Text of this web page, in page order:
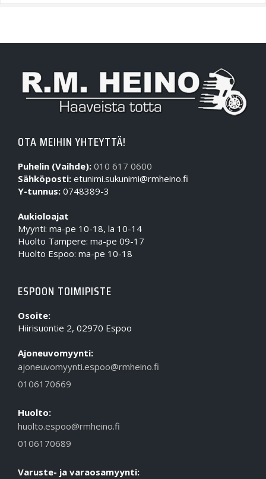
OTA MEIHIN YHTEYTTÄ!
Puhelin (Vaihde): 010 617 0600
Sähköposti: etunimi.sukunimi@rmheino.fi
Y-tunnus: 0748389-3
Aukioloajat
Myynti: ma-pe 10-18, la 10-14
Huolto Tampere: ma-pe 09-17
Huolto Espoo: ma-pe 10-18
ESPOON TOIMIPISTE
Osoite:
Hiirisuontie 2, 02970 Espoo
Ajoneuvomyynti:
ajoneuvomyynti.espoo@rmheino.fi
0106170669
Huolto:
huolto.espoo@rmheino.fi
0106170689
Varuste- ja varaosamyynti: